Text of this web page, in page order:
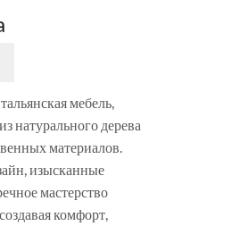
мебель,
натурального дерева
материалов.
изысканные
мастерство
комфорт,